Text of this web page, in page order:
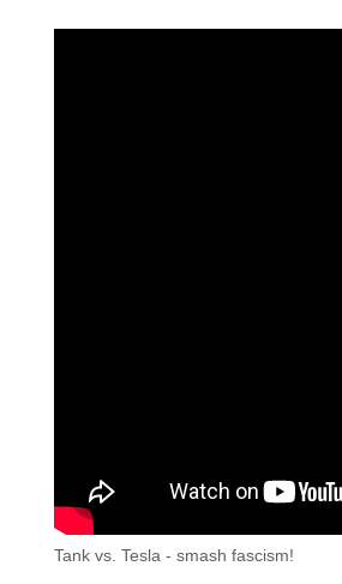
Tank vs. Tesla - smash fascism!